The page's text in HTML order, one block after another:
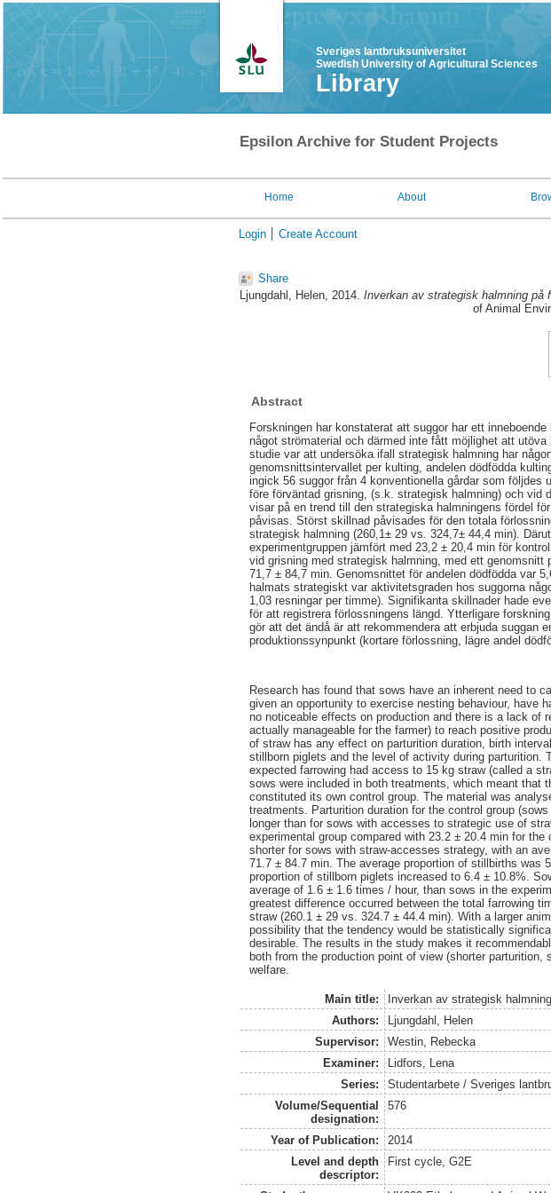
Sveriges lantbruksuniversitet
Swedish University of Agricultural Sciences
Library
Epsilon Archive for Student Projects
Home About
Login Create Account
Share
Ljungdahl, Helen, 2014. Inverkan av strategisk halmning på
of Animal
Abstract
Forskningen har konstaterat att suggor har ett
något strömaterial och därmed inte fått möjlighet att
studie var att undersöka ifall strategisk halmning har
genomsnittsintervallet per kulting, andelen dödfödda
ingick 56 suggor från 4 konventionella gårdar som
före förväntad grisning, (s.k. strategisk halmning) och vid
visar på en trend till den strategiska halmningens fördel
påvisas. Störst skillnad påvisades för den totala
strategisk halmning (260,1± 29 vs. 324,7± 44,4 min).
experimentgruppen jämfört med 23,2 ± 20,4 min för
vid grisning med strategisk halmning, med ett
71,7 ± 84,7 min. Genomsnittet för andelen dödfödda var
halmats strategiskt var aktivitetsgraden hos suggorna
1,03 resningar per timme). Signifikanta skillnader hade
för att registrera förlossningens längd. Ytterligare
gör att det ändå är att rekommendera att erbjuda suggan
produktionssynpunkt (kortare förlossning, lägre andel
Research has found that sows have an inherent need to
given an opportunity to exercise nesting behaviour, have
no noticeable effects on production and there is a lack of
actually manageable for the farmer) to reach positive
of straw has any effect on parturition duration, birth
stillborn piglets and the level of activity during parturition.
expected farrowing had access to 15 kg straw (called a
sows were included in both treatments, which meant that
constituted its own control group. The material was
treatments. Parturition duration for the control group
longer than for sows with accesses to strategic use of
experimental group compared with 23.2 ± 20.4 min for
shorter for sows with straw-accesses strategy, with an
71.7 ± 84.7 min. The average proportion of stillbirths
proportion of stillborn piglets increased to 6.4 ± 10.8%.
average of 1.6 ± 1.6 times / hour, than sows in the
greatest difference occurred between the total farrowing
straw (260.1 ± 29 vs. 324.7 ± 44.4 min). With a larger
possibility that the tendency would be statistically
desirable. The results in the study makes it
both from the production point of view (shorter
welfare.
Main title:
Inverkan av strategisk
Authors:
Ljungdahl, Helen
Supervisor:
Westin, Rebecka
Examiner:
Lidfors, Lena
Series:
Studentarbete / Sveriges
Volume/Sequential
designation:
576
Year of Publication:
2014
Level and depth
descriptor:
First cycle, G2E